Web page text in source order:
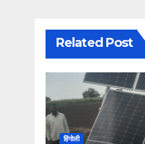
Related Post
हिंगोली